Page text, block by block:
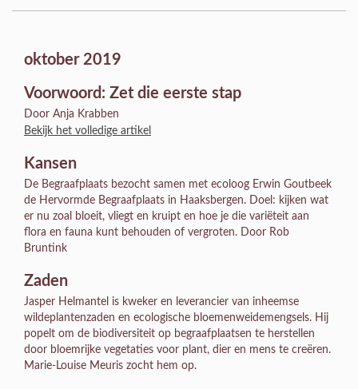
oktober 2019
Voorwoord: Zet die eerste stap
Door Anja Krabben
Bekijk het volledige artikel
Kansen
De Begraafplaats bezocht samen met ecoloog Erwin Goutbeek
de Hervormde Begraafplaats in Haaksbergen. Doel: kijken wat
er nu zoal bloeit, vliegt en kruipt en hoe je die variëteit aan
flora en fauna kunt behouden of vergroten. Door Rob
Bruntink
Zaden
Jasper Helmantel is kweker en leverancier van inheemse
wildeplantenzaden en ecologische bloemenweidemengsels. Hij
popelt om de biodiversiteit op begraafplaatsen te herstellen
door bloemrijke vegetaties voor plant, dier en mens te creëren.
Marie-Louise Meuris zocht hem op.